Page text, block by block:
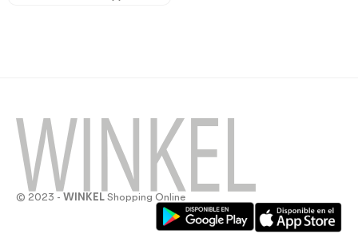
© 2023 - WINKEL Shopping Online